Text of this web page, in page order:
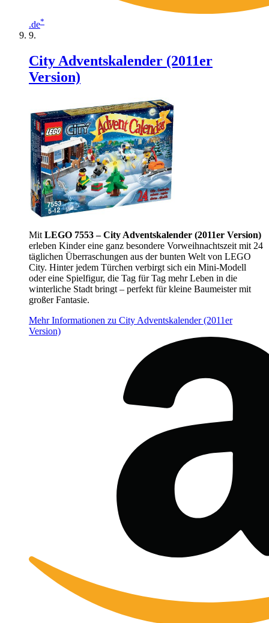
.de*
City Adventskalender (2011er
Version)
Mit LEGO 7553 – City Adventskalender (2011er Version)
erleben Kinder eine ganz besondere Vorweihnachtszeit mit 24
täglichen Überraschungen aus der bunten Welt von LEGO
City. Hinter jedem Türchen verbirgt sich ein Mini-Modell
oder eine Spielfigur, die Tag für Tag mehr Leben in die
winterliche Stadt bringt – perfekt für kleine Baumeister mit
großer Fantasie.
Mehr Informationen zu City Adventskalender (2011er
Version)